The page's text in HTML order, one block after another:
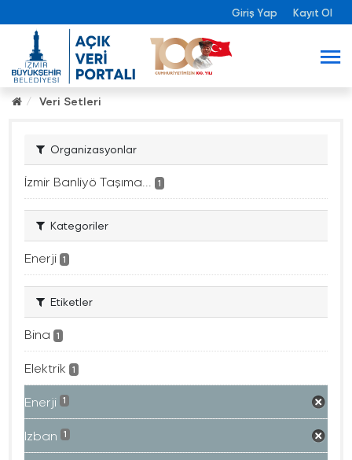
Giriş Yap Kayıt Ol
Veri Setleri
Organizasyonlar
İzmir Banliyö Taşıma... 1
Kategoriler
Enerji 1
Etiketler
Bina 1
Elektrik 1
Enerji 1
Izban 1